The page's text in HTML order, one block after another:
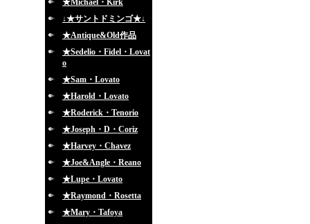
★Michael・Kirk
↓★サントドミンゴ★↓
★Antique&Old作品
★Sedelio・Fidel・Lovat
o
★Sam・Lovato
★Harold・Lovato
★Roderick・Tenorio
★Joseph・D・Coriz
★Harvey・Chavez
★Joe&Angle・Reano
★Lupe・Lovato
★Raymond・Rosetta
★Mary・Tafoya